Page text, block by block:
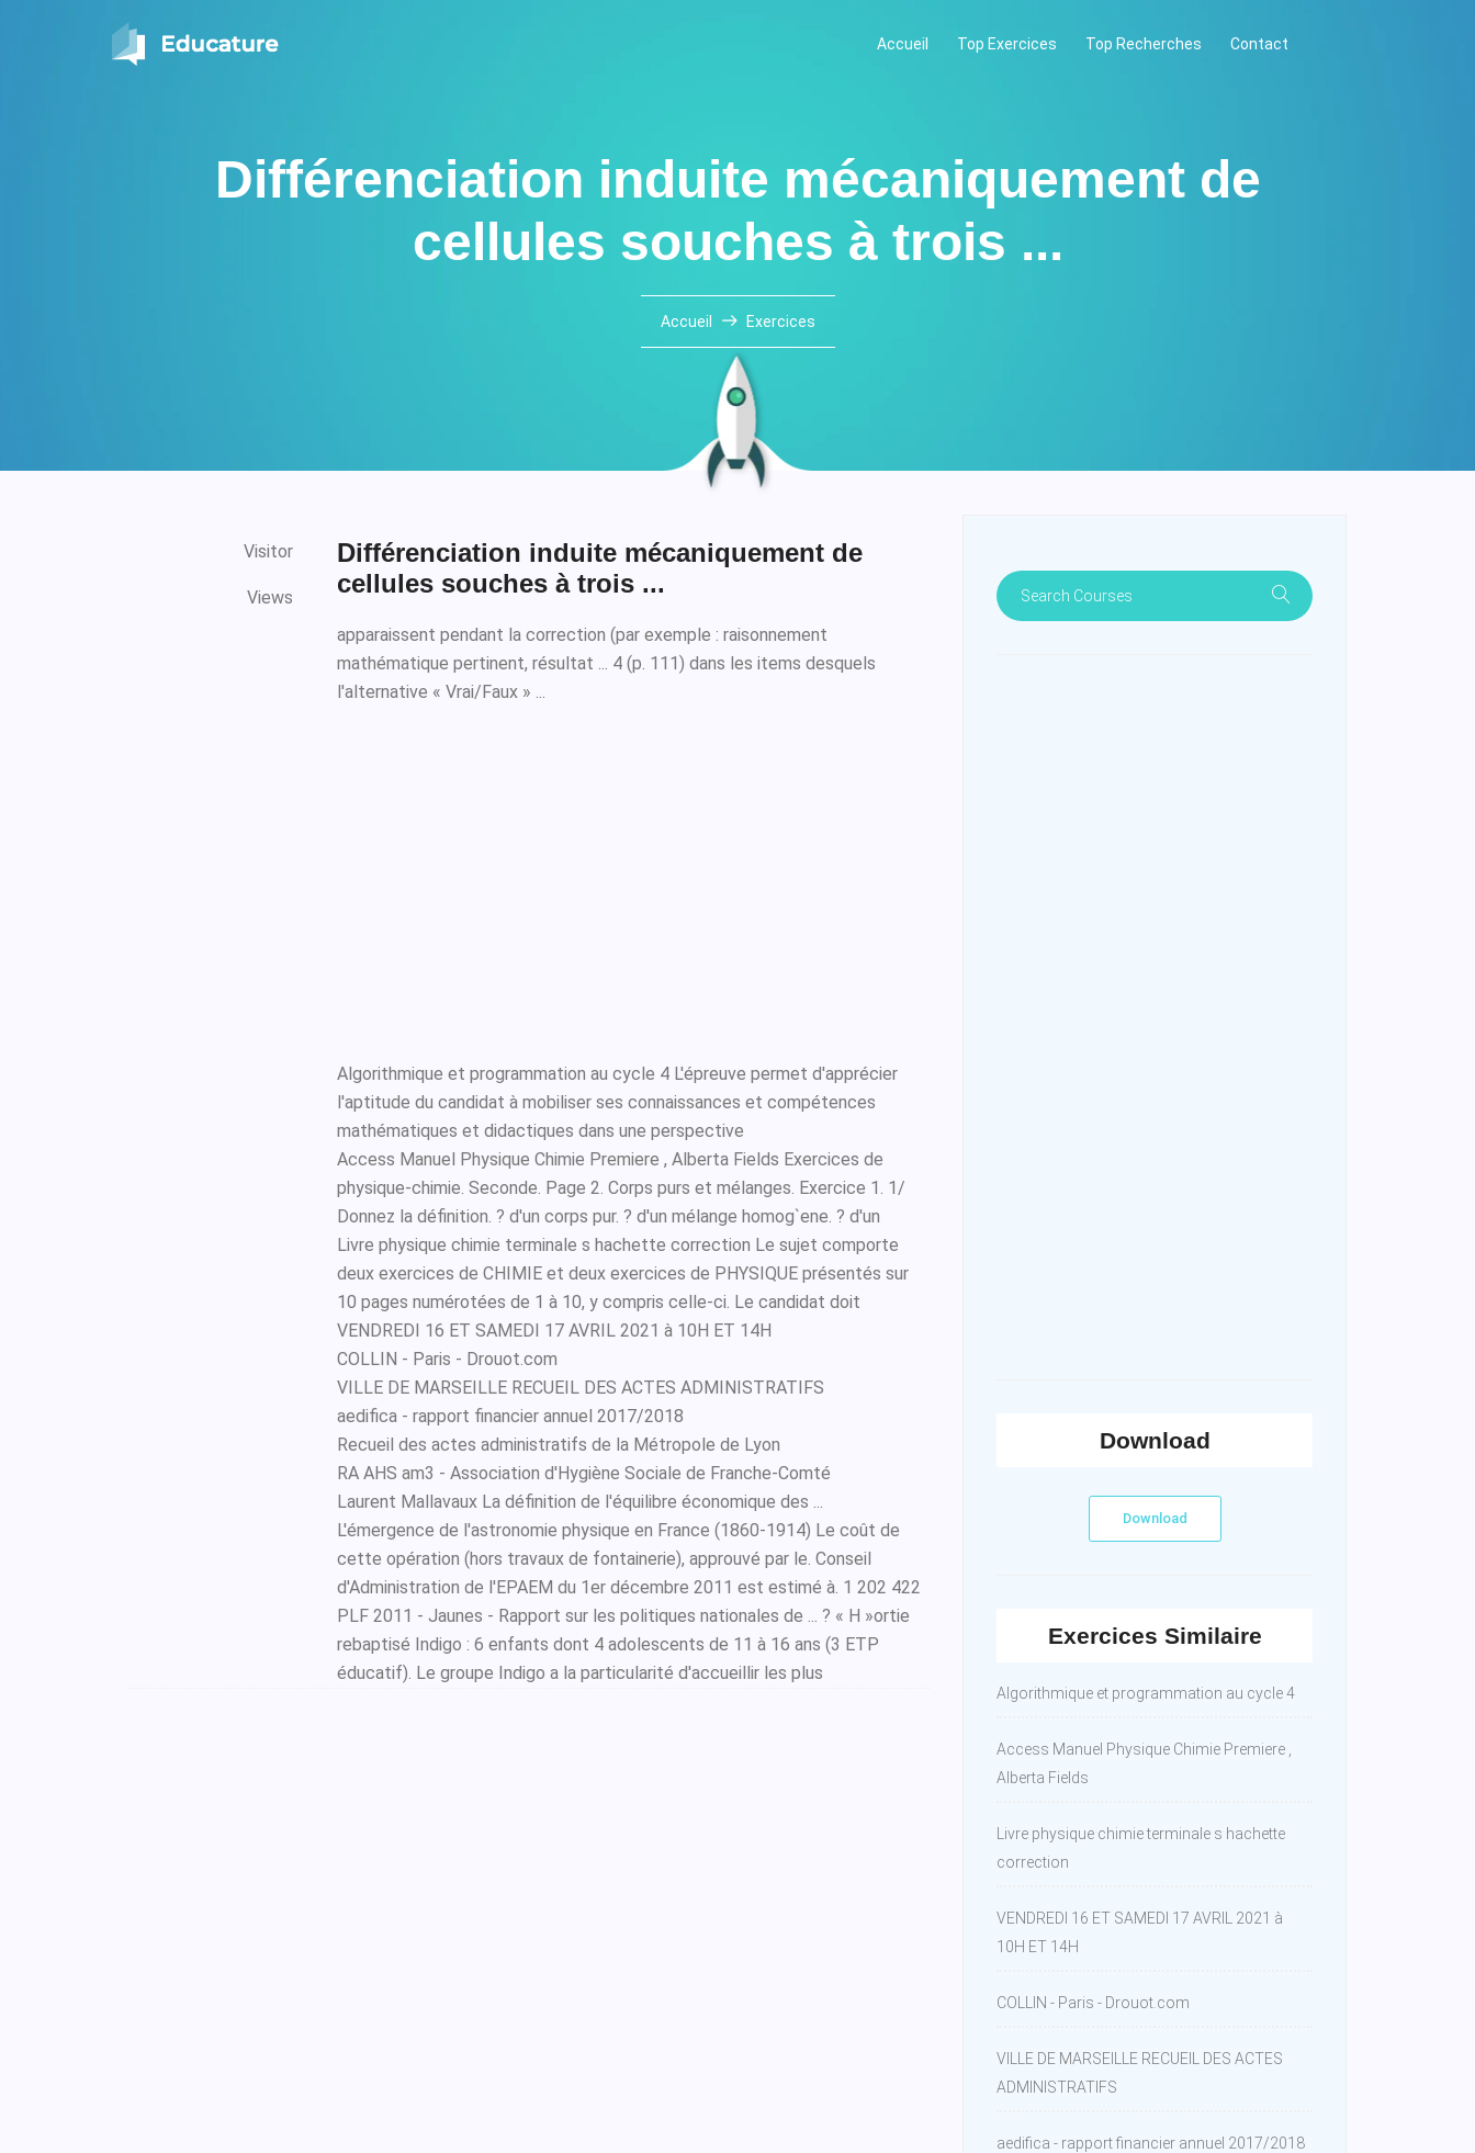
Accueil Top Exercices Top Recherches Contact
Différenciation induite mécaniquement de
cellules souches à trois ...
Accueil Exercices
Visitor
Views
Différenciation induite mécaniquement de
cellules souches à trois ...
apparaissent pendant la correction (par exemple : raisonnement
mathématique pertinent, résultat ... 4 (p. 111) dans les items desquels
l'alternative « Vrai/Faux » ...
Algorithmique et programmation au cycle 4 L'épreuve permet d'apprécier
l'aptitude du candidat à mobiliser ses connaissances et compétences
mathématiques et didactiques dans une perspective
Access Manuel Physique Chimie Premiere , Alberta Fields Exercices de
physique-chimie. Seconde. Page 2. Corps purs et mélanges. Exercice 1. 1/
Donnez la définition. ? d'un corps pur. ? d'un mélange homog`ene. ? d'un
Livre physique chimie terminale s hachette correction Le sujet comporte
deux exercices de CHIMIE et deux exercices de PHYSIQUE présentés sur
10 pages numérotées de 1 à 10, y compris celle-ci. Le candidat doit
VENDREDI 16 ET SAMEDI 17 AVRIL 2021 à 10H ET 14H
COLLIN - Paris - Drouot.com
VILLE DE MARSEILLE RECUEIL DES ACTES ADMINISTRATIFS
aedifica - rapport financier annuel 2017/2018
Recueil des actes administratifs de la Métropole de Lyon
RA AHS am3 - Association d'Hygiène Sociale de Franche-Comté
Laurent Mallavaux La définition de l'équilibre économique des ...
L'émergence de l'astronomie physique en France (1860-1914) Le coût de
cette opération (hors travaux de fontainerie), approuvé par le. Conseil
d'Administration de l'EPAEM du 1er décembre 2011 est estimé à. 1 202 422
PLF 2011 - Jaunes - Rapport sur les politiques nationales de ... ? « H »ortie
rebaptisé Indigo : 6 enfants dont 4 adolescents de 11 à 16 ans (3 ETP
éducatif). Le groupe Indigo a la particularité d'accueillir les plus
Download
Download
Exercices Similaire
Algorithmique et programmation au cycle 4
Access Manuel Physique Chimie Premiere ,
Alberta Fields
Livre physique chimie terminale s hachette
correction
VENDREDI 16 ET SAMEDI 17 AVRIL 2021 à
10H ET 14H
COLLIN - Paris - Drouot.com
VILLE DE MARSEILLE RECUEIL DES ACTES
ADMINISTRATIFS
aedifica - rapport financier annuel 2017/2018